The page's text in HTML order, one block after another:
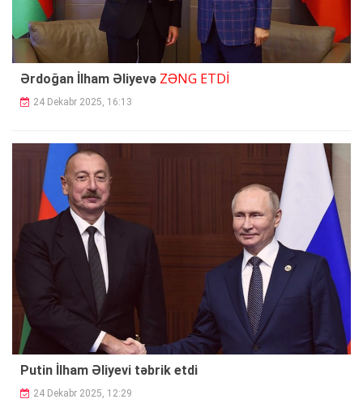
Ərdoğan İlham Əliyevə ZƏNG ETDİ
24 Dekabr 2025, 16:13
Putin İlham Əliyevi təbrik etdi
24 Dekabr 2025, 12:29